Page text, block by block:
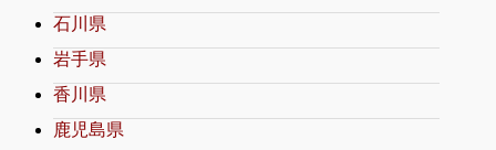
石川県
岩手県
香川県
鹿児島県